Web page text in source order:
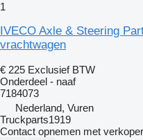
1
IVECO Axle & Steering
vrachtwagen
€ 225 Exclusief BTW
Onderdeel - naaf
7184073
Nederland, Vuren
Truckparts1919
Contact opnemen met verkoper